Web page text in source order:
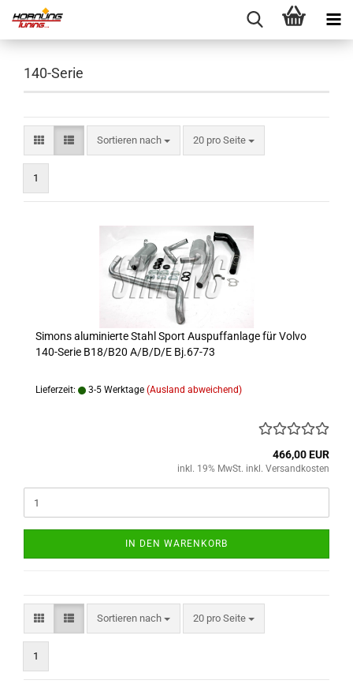
140-Serie
Sortieren nach
Sortieren nach 20 pro Seite
pro Seite
1
Simons aluminierte Stahl Sport Auspuffanlage für Volvo
140-Serie B18/B20 A/B/D/E Bj.67-73
Lieferzeit: 3-5 Werktage (Ausland abweichend)
466,00 EUR
inkl. 19% MwSt. inkl. Versandkosten
IN DEN WARENKORB
Sortieren nach
Sortieren nach 20 pro Seite
pro Seite
1